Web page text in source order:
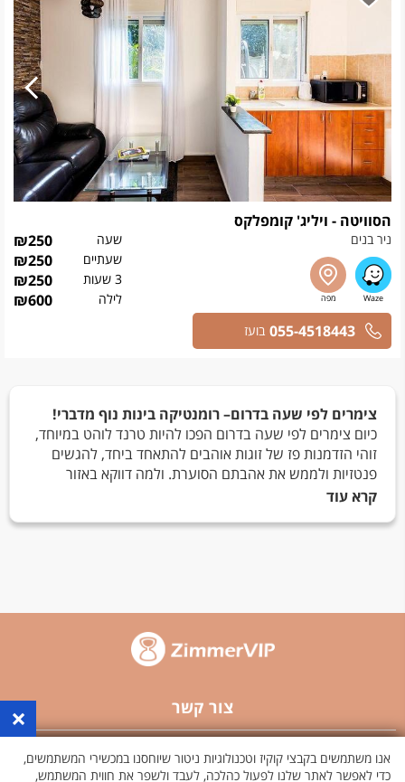
הסוויטה - ויליג' קומפלקס
ניר בנים שעה ₪250
שעתיים ₪250
3 שעות ₪250
לילה ₪600
055-4518443 בועז
קרא עוד
צימרים לפי שעה בדרום– רומנטיקה בינות נוף מדברי!
כיום צימרים לפי שעה בדרום הפכו להיות טרנד לוהט במיוחד,
זוהי הזדמנות פז של זוגות אוהבים להתאחד ביחד, להגשים
פנטזיות ולממש את אהבתם הסוערת. ולמה דווקא באזור
הדרום? מכיוון שזהו אזור אטרקטיבי במיוחד המשופע בצימרים
רוצים לממש את אהבתכם? רוצים לנפוש ביחד במלוא
מענגת ויוצאת דופן!
לכל הזוגות האוהבים!
מיועדים לכל הזוגות האוהבים
רומנטית בלתי נשכחת. אין מדובר רק על זוגות בוגדים, צימרים
לפי שעה בצפון מתאימים גם לזוגות נשואים שמאסו בשגרה
ורוצים לחדש ולרענן את הזוגיות שלהם, ללא לחצי עבודה
וללא רעשי רקע של הילדים היקרים. הצימרים הללו הם גם
צור קשר
פרסם באתר
×
אנו משתמשים בקבצי קוקיז וטכנולוגיות ניטור שיוחסנו במכשירי המשתמשים,
כדי לאפשר לאתר שלנו לפעול כהלכה, לעבד ולשפר את חווית המשתמש,